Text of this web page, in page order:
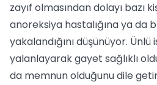
zayıf olmasından dolayı bazı
anoreksiya hastalığına ya da
yakalandığını düşünüyor.
yalanlayarak gayet sağlıklı
da memnun olduğunu dile